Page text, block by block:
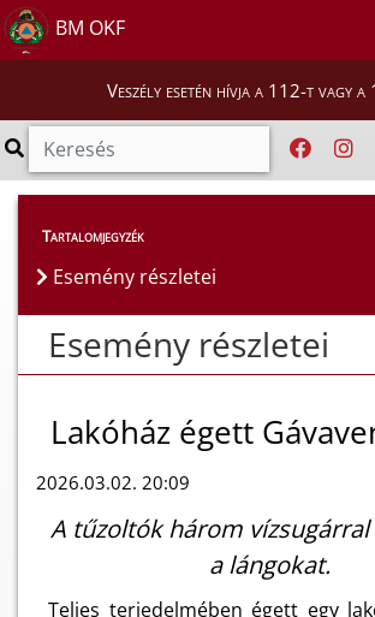
BM OKF
Veszély esetén hívja a 112-t vagy
Esemény részletei
Tartalomjegyzék
Esemény részletei
Esemény részletei
Lakóház égett
2026.03.02. 20:09
A tűzoltók három
a lángokat.
Teljes terjedelmében égett egy